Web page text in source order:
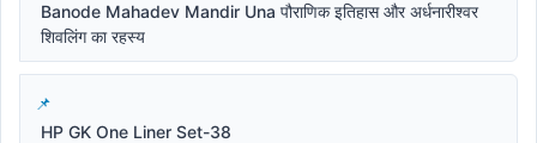
Banode Mahadev Mandir Una पौराणिक इतिहास और अर्धनारीश्वर
शिवलिंग का रहस्य
HP GK One Liner Set-38